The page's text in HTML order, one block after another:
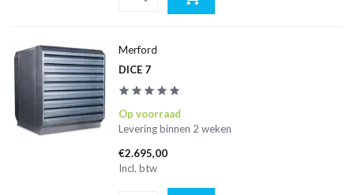
Merford
DICE 7
Op voorraad
Levering binnen 2 weken
€2.695,00
Incl. btw